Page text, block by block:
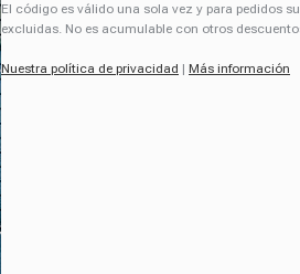
El código es válido una sola vez y para pedidos
excluidas. No es acumulable con otros
Nuestra política de privacidad | Más información